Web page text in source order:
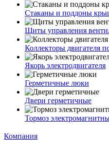
Стаканы и поддоны
Щиты управления
Коллекторы двигателя
Якорь электродвигателя
Герметичные люки
Двери герметичные
Тормоз
Компания